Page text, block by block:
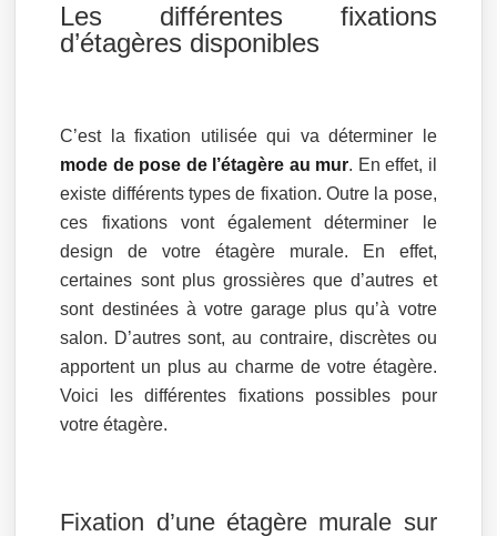
Les différentes fixations
d’étagères disponibles
C’est la fixation utilisée qui va déterminer le
mode de pose de l’étagère au mur. En effet, il
existe différents types de fixation. Outre la pose,
ces fixations vont également déterminer le
design de votre étagère murale. En effet,
certaines sont plus grossières que d’autres et
sont destinées à votre garage plus qu’à votre
salon. D’autres sont, au contraire, discrètes ou
apportent un plus au charme de votre étagère.
Voici les différentes fixations possibles pour
votre étagère.
Fixation d’une étagère murale sur